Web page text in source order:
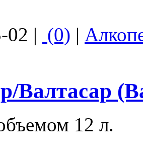
02 | (0) |
Валтасар
12 л.